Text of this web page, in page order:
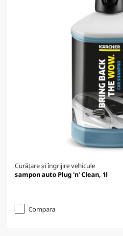
Curățare și îngrijire vehicule
sampon auto Plug 'n' Clean, 1l
Compara